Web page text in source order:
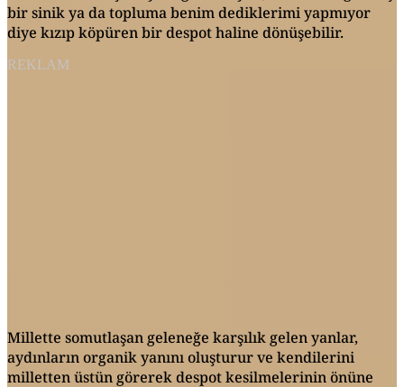
bir sinik ya da topluma benim dediklerimi yapmıyor
diye kızıp köpüren bir despot haline dönüşebilir.
REKLAM
Millette somutlaşan geleneğe karşılık gelen yanlar,
aydınların organik yanını oluşturur ve kendilerini
milletten üstün görerek despot kesilmelerinin önüne